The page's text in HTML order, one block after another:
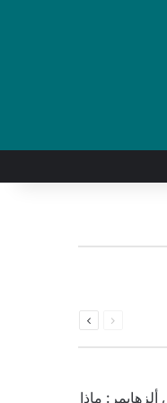
الصفحةالصفحة
ماذا